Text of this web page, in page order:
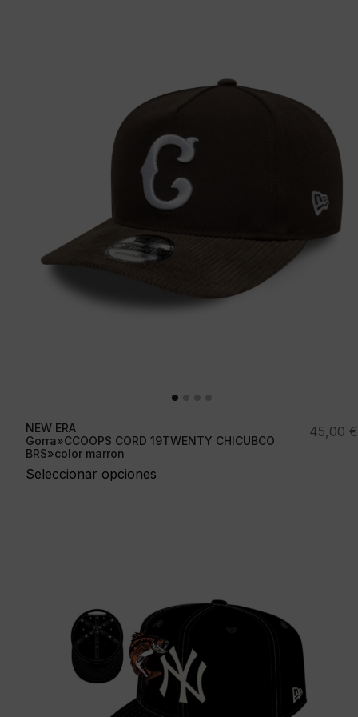
NEW ERA
Gorra»CCOOPS CORD 19TWENTY CHICUBCO
BRS»color marron
Seleccionar opciones
45,00 €